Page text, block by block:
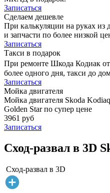
Записаться
Сделаем дешевле
При калькуляции на руках из
и запчасти по более низкой
Записаться
Такси в подарок
При ремонте Шкода Кодиак
более одного дня, такси до
Записаться
Мойка двигателя
Мойка двигателя Skoda
Golden Star по супер цене
3961 руб
Записаться
Сход-развал в 3D
Сход-развал в 3D